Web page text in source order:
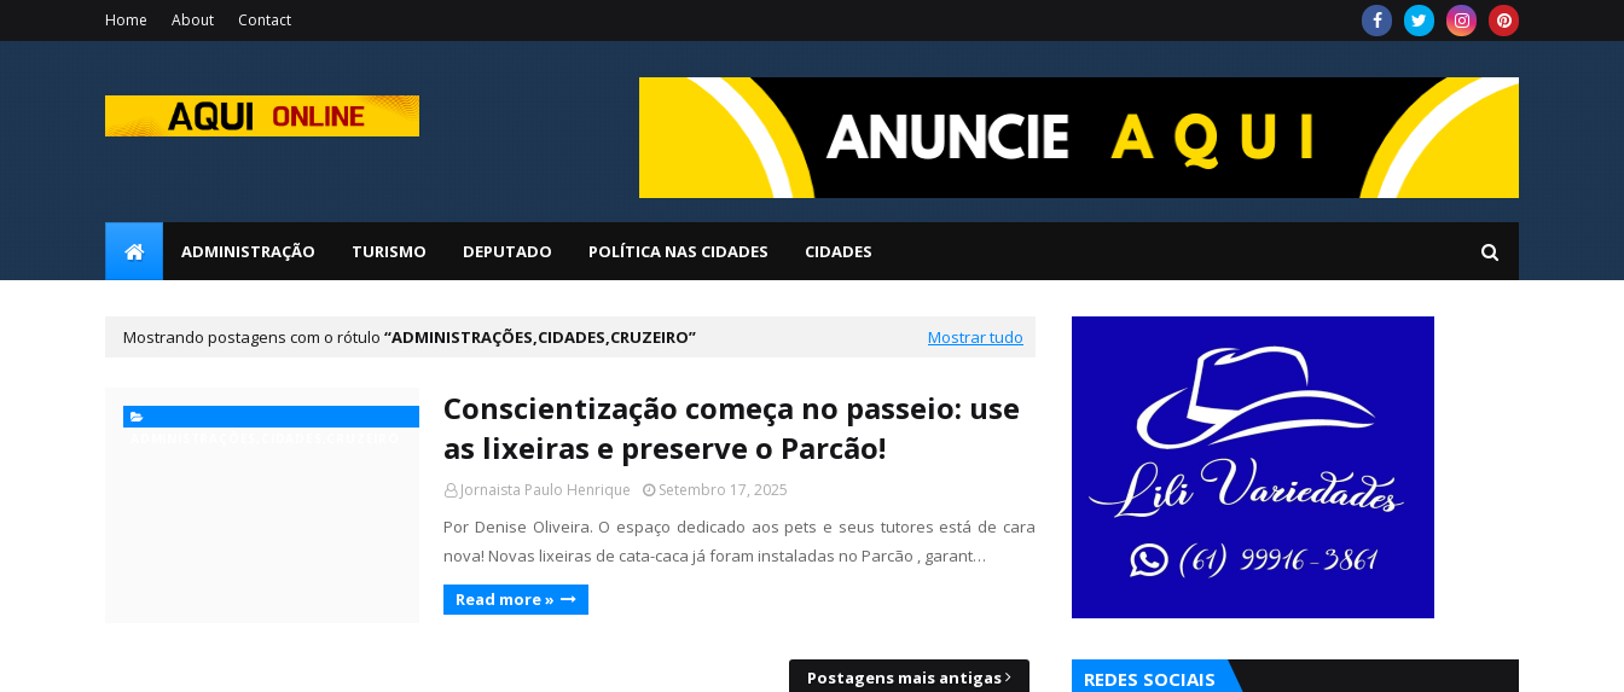
Home About Contact
ADMINISTRAÇÃO TURISMO DEPUTADO POLÍTICA NAS CIDADES CIDADES
Mostrando postagens com o rótulo ADMINISTRAÇÕES,CIDADES,CRUZEIRO Mostrar tudo
Conscientização começa no passeio: use
as lixeiras e preserve o Parcão!
Jornaista Paulo Henrique Setembro 17, 2025
Por Denise Oliveira. O espaço dedicado aos pets e seus tutores está de cara
nova! Novas lixeiras de cata-caca já foram instaladas no Parcão , garant…
Read more »
Postagens mais antigas REDES SOCIAIS